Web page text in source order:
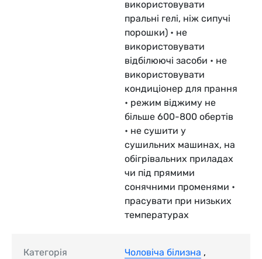
використовувати
пральні гелі, ніж сипучі
порошки) • не
використовувати
відбілюючі засоби • не
використовувати
кондиціонер для прання
• режим віджиму не
більше 600-800 обертів
• не сушити у
сушильних машинах, на
обігрівальних приладах
чи під прямими
сонячними променями •
прасувати при низьких
температурах
Категорія Чоловіча білизна ,